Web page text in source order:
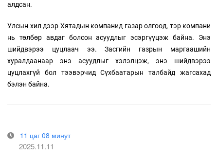
алдсан.
Улсын хил дээр Хятадын компанид газар олгоод, тэр компани
нь төлбөр авдаг болсон асуудлыг эсэргүүцэж байна. Энэ
шийдвэрээ цуцлаач ээ. Засгийн газрын маргаашийн
хуралдаанаар энэ асуудлыг хэлэлцэж, энэ шийдвэрээ
цуцлахгүй бол тээвэрчид Сүхбаатарын талбайд жагсахад
бэлэн байна.
11 цаг 08 минут
2025.11.11